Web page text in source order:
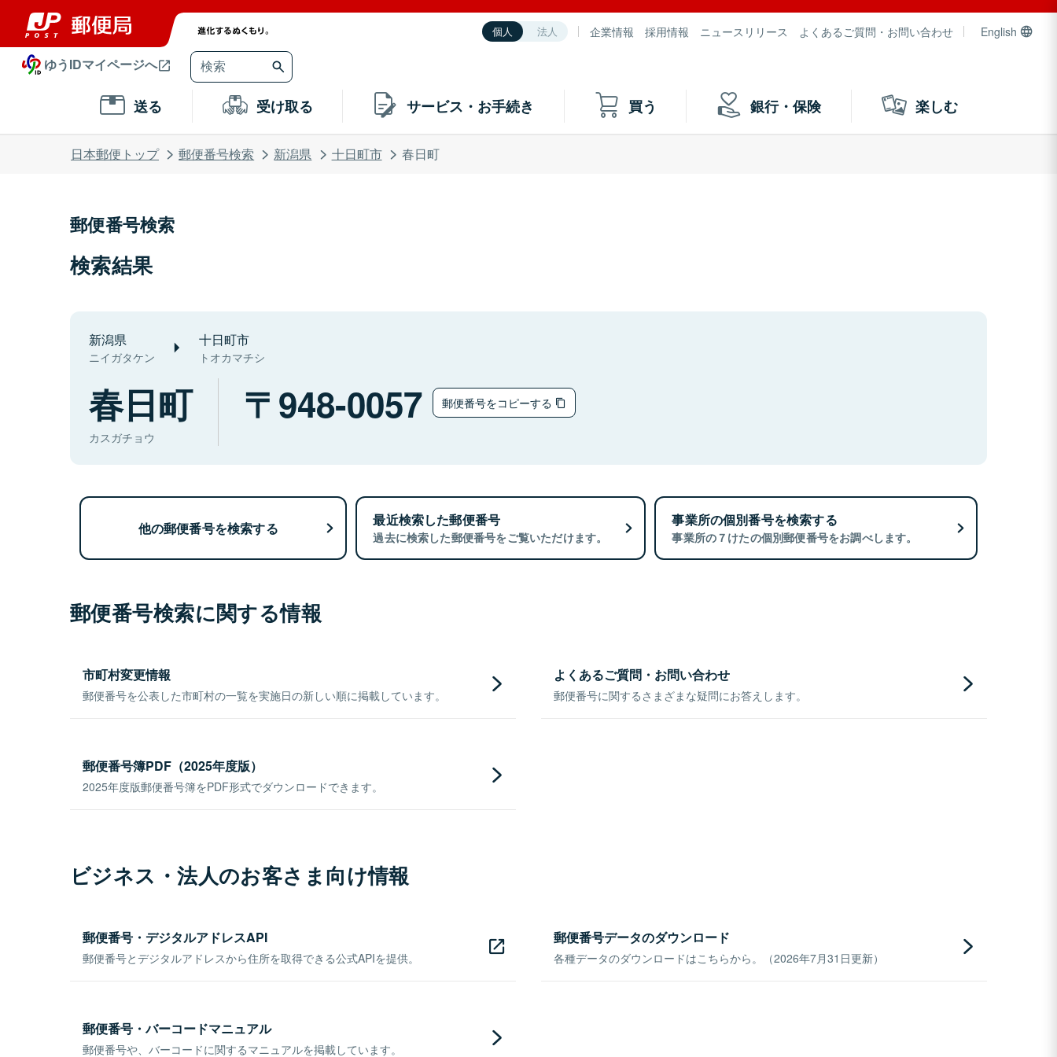
個人 法人 企業情報 採用情報 ニュースリリース よくあるご質問・お問い合わせ English
ゆうIDマイページへ
送る 受け取る サービス・お手続き 買う 銀行・保険 楽しむ
日本郵便トップ 郵便番号検索 新潟県 十日町市 春日町
郵便番号検索
検索結果
新潟県
ニイガタケン
十日町市
トオカマチシ
春日町
カスガチョウ
948-0057 郵便番号をコピーする
他の郵便番号を検索する 最近検索した郵便番号
過去に検索した郵便番号をご覧いただけます。
事業所の個別番号を検索する
事業所の７けたの個別郵便番号をお調べします。
郵便番号検索に関する情報
市町村変更情報
郵便番号を公表した市町村の一覧を実施日の新しい順に掲載しています。
よくあるご質問・お問い合わせ
郵便番号に関するさまざまな疑問にお答えします。
郵便番号簿PDF（2025年度版）
2025年度版郵便番号簿をPDF形式でダウンロードできます。
ビジネス・法人のお客さま向け情報
郵便番号・デジタルアドレスAPI
郵便番号とデジタルアドレスから住所を取得できる公式APIを提供。
郵便番号データのダウンロード
各種データのダウンロードはこちらから。（2026年7月31日更新）
郵便番号・バーコードマニュアル
郵便番号や、バーコードに関するマニュアルを掲載しています。